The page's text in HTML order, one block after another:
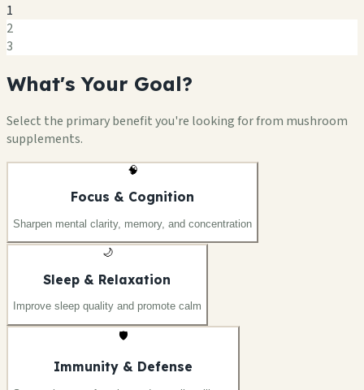
1
2
3
What's Your Goal?
Select the primary benefit you're looking for from mushroom
supplements.
🧠
Focus & Cognition
Sharpen mental clarity, memory, and concentration
🌙
Sleep & Relaxation
Improve sleep quality and promote calm
🛡️
Immunity & Defense